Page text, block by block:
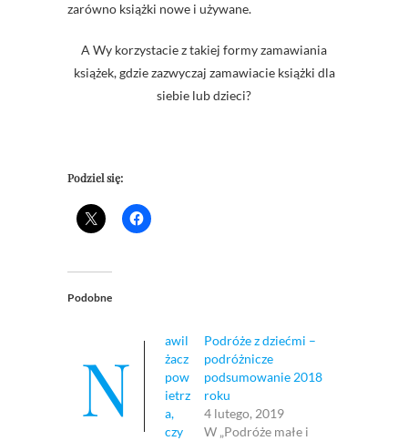
zarówno książki nowe i używane.
A Wy korzystacie z takiej formy zamawiania
książek, gdzie zazwyczaj zamawiacie książki dla
siebie lub dzieci?
Podziel się:
Podobne
N
awil
żacz
pow
ietrz
a,
czy
Podróże z dziećmi –
podróżnicze
podsumowanie 2018
roku
4 lutego, 2019
W „Podróże małe i